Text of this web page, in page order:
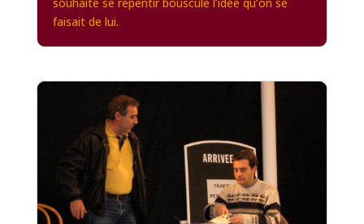
faisait de lui.